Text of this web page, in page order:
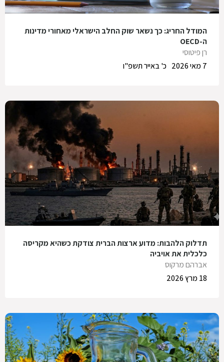
המודל החריג: כך נשאר שוק החלב הישראלי מאחורי מדינות
ה-OECD
רן פיטוסי
כ' באייר תשפ"ו
7 מאי 2026
תדלוק הלהבות: מדוע ארצות הברית צודקת כשהיא מקריסה
כלכלית את אויביה
אברהם מרקוס
18 מרץ 2026